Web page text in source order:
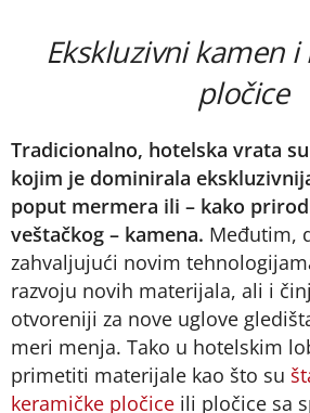
Ekskluzivni kamen
pločice
Tradicionalno, hotelska vrata
kojim je dominirala
poput mermera ili – kako
veštačkog – kamena. Međutim,
zahvaljujući novim
razvoju novih materijala, ali i
otvoreniji za nove uglove
meri menja. Tako u hotelskim
primetiti materijale kao što su
keramičke pločice ili pločice sa